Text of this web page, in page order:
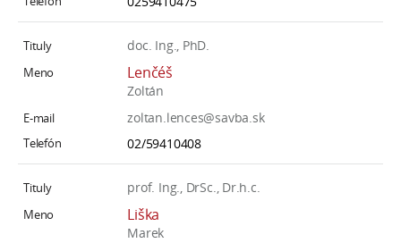
doc. Ing., PhD.
Lenčéš
Zoltán
zoltan.lences@savba.sk
02/59410408
prof. Ing., DrSc., Dr.h.c.
Liška
Marek